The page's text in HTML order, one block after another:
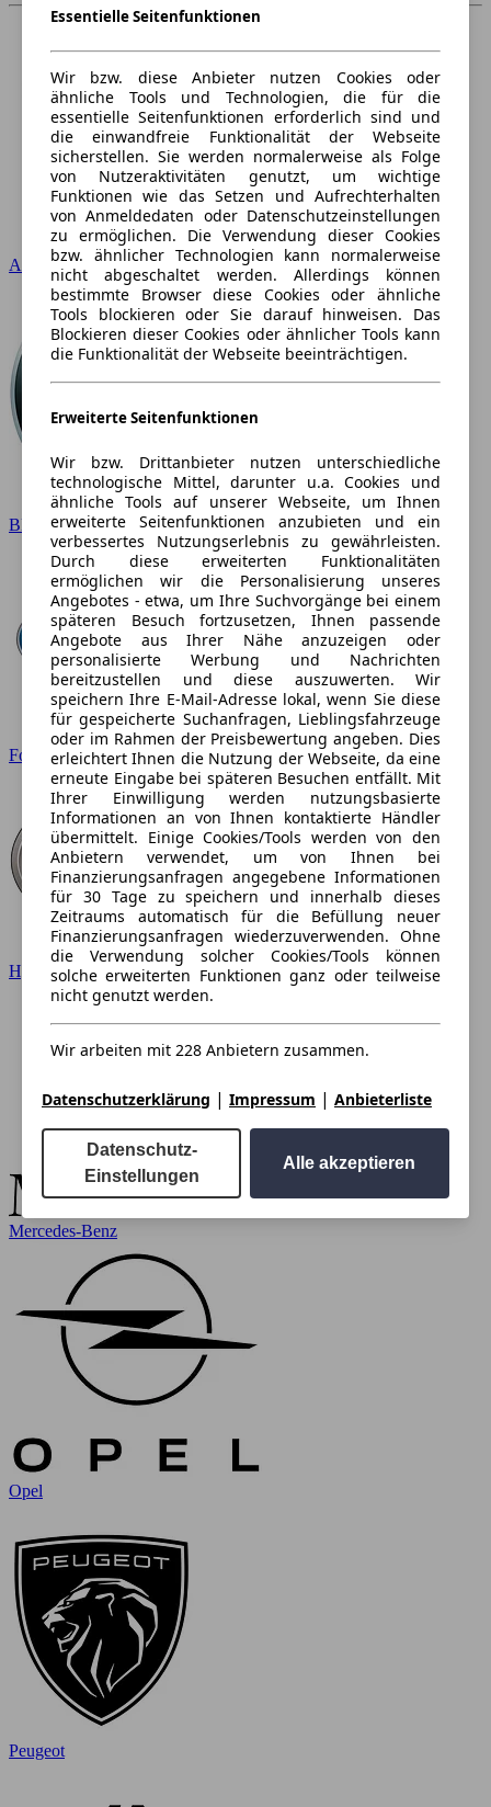
Audi
BMW
Ford
Hyundai
Mercedes-Benz
Opel
Peugeot
Essentielle Seitenfunktionen
Wir bzw. diese Anbieter nutzen Cookies oder
ähnliche Tools und Technologien, die für die
essentielle Seitenfunktionen erforderlich sind und
die einwandfreie Funktionalität der Webseite
sicherstellen. Sie werden normalerweise als Folge
von Nutzeraktivitäten genutzt, um wichtige
Funktionen wie das Setzen und Aufrechterhalten
von Anmeldedaten oder Datenschutzeinstellungen
zu ermöglichen. Die Verwendung dieser Cookies
bzw. ähnlicher Technologien kann normalerweise
nicht abgeschaltet werden. Allerdings können
bestimmte Browser diese Cookies oder ähnliche
Tools blockieren oder Sie darauf hinweisen. Das
Blockieren dieser Cookies oder ähnlicher Tools kann
die Funktionalität der Webseite beeinträchtigen.
Erweiterte Seitenfunktionen
Wir bzw. Drittanbieter nutzen unterschiedliche
technologische Mittel, darunter u.a. Cookies und
ähnliche Tools auf unserer Webseite, um Ihnen
erweiterte Seitenfunktionen anzubieten und ein
verbessertes Nutzungserlebnis zu gewährleisten.
Durch diese erweiterten Funktionalitäten
ermöglichen wir die Personalisierung unseres
Angebotes - etwa, um Ihre Suchvorgänge bei einem
späteren Besuch fortzusetzen, Ihnen passende
Angebote aus Ihrer Nähe anzuzeigen oder
personalisierte Werbung und Nachrichten
bereitzustellen und diese auszuwerten. Wir
speichern Ihre E-Mail-Adresse lokal, wenn Sie diese
für gespeicherte Suchanfragen, Lieblingsfahrzeuge
oder im Rahmen der Preisbewertung angeben. Dies
erleichtert Ihnen die Nutzung der Webseite, da eine
erneute Eingabe bei späteren Besuchen entfällt. Mit
Ihrer Einwilligung werden nutzungsbasierte
Informationen an von Ihnen kontaktierte Händler
übermittelt. Einige Cookies/Tools werden von den
Anbietern verwendet, um von Ihnen bei
Finanzierungsanfragen angegebene Informationen
für 30 Tage zu speichern und innerhalb dieses
Zeitraums automatisch für die Befüllung neuer
Finanzierungsanfragen wiederzuverwenden. Ohne
die Verwendung solcher Cookies/Tools können
solche erweiterten Funktionen ganz oder teilweise
nicht genutzt werden.
Wir arbeiten mit 228 Anbietern zusammen.
Datenschutzerklärung | Impressum | Anbieterliste
Datenschutz-
Einstellungen
Alle akzeptieren